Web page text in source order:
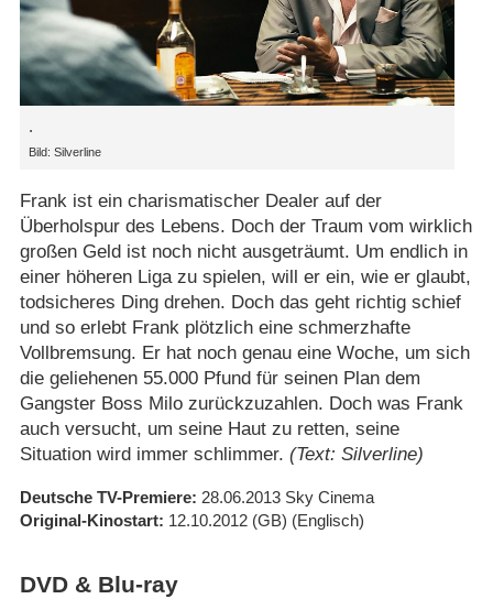
.
Bild: Silverline
Frank ist ein charismatischer Dealer auf der
Überholspur des Lebens. Doch der Traum vom wirklich
großen Geld ist noch nicht ausgeträumt. Um endlich in
einer höheren Liga zu spielen, will er ein, wie er glaubt,
todsicheres Ding drehen. Doch das geht richtig schief
und so erlebt Frank plötzlich eine schmerzhafte
Vollbremsung. Er hat noch genau eine Woche, um sich
die geliehenen 55.000 Pfund für seinen Plan dem
Gangster Boss Milo zurückzuzahlen. Doch was Frank
auch versucht, um seine Haut zu retten, seine
Situation wird immer schlimmer. (Text: Silverline)
Deutsche TV-Premiere 28.06.2013 Sky Cinema
Original-Kinostart 12.10.2012 (GB) (Englisch)
DVD & Blu-ray